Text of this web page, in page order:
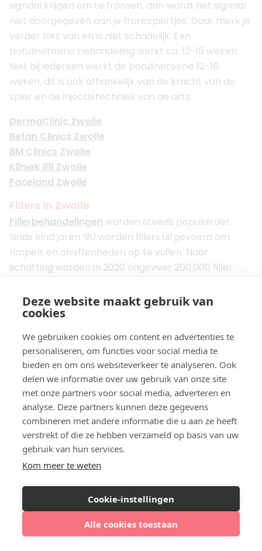
Deze website maakt gebruik van
cookies
We gebruiken cookies om content en advertenties te
personaliseren, om functies voor social media te
bieden en om ons websiteverkeer te analyseren. Ook
delen we informatie over uw gebruik van onze site
met onze partners voor social media, adverteren en
analyse. Deze partners kunnen deze gegevens
combineren met andere informatie die u aan ze heeft
verstrekt of die ze hebben verzameld op basis van uw
gebruik van hun services.
Kom meer te weten
Cookie-instellingen
Alle cookies toestaan
Vergelijk klinieken in Zwolle
signaal krijgen om te fronsen, dan wordt het signaal
niet doorgegeven aan je fronsspiertjes. Daar merk je
verder niks van en is niet schadelijk. Een
botulinetoxine behandeling werkt ca. 12-16 weken.
Niet bij iedereen werkt de botulinetoxine 12-16
weken, dit is ook afhankelijk van de kracht van de
spier en de injectietechniek van de arts.
DermaClinic Zwolle
Betan Clinics Zwolle
BM Clinics Zwolle
Kliniek 88 Zwolle
Faceland Zwolle
Fillers in Zwolle
Fillerbehandelingen worden steeds populairder.
Sinds eind jaren ’90 worden fillers uitgevoerd om
rimpels en oneffenheden op te vullen. Naar
schatting worden in 2020 ongeveer 200.000 filler
een technisch lastige ingreep. Het is daarom
raadzaam om voor een fillerbehandeling te kiezen
en boek je volgende filler behandeling in Zwolle. Met
name filler behandelingentegen wallen/donkere
kringen
, als rimpelbehandeling en lipfillers
zijn erg
populair.
Zoek, vergelijk en boek
Vergelijk op ervaring & prijs
Direct een afspraak maken